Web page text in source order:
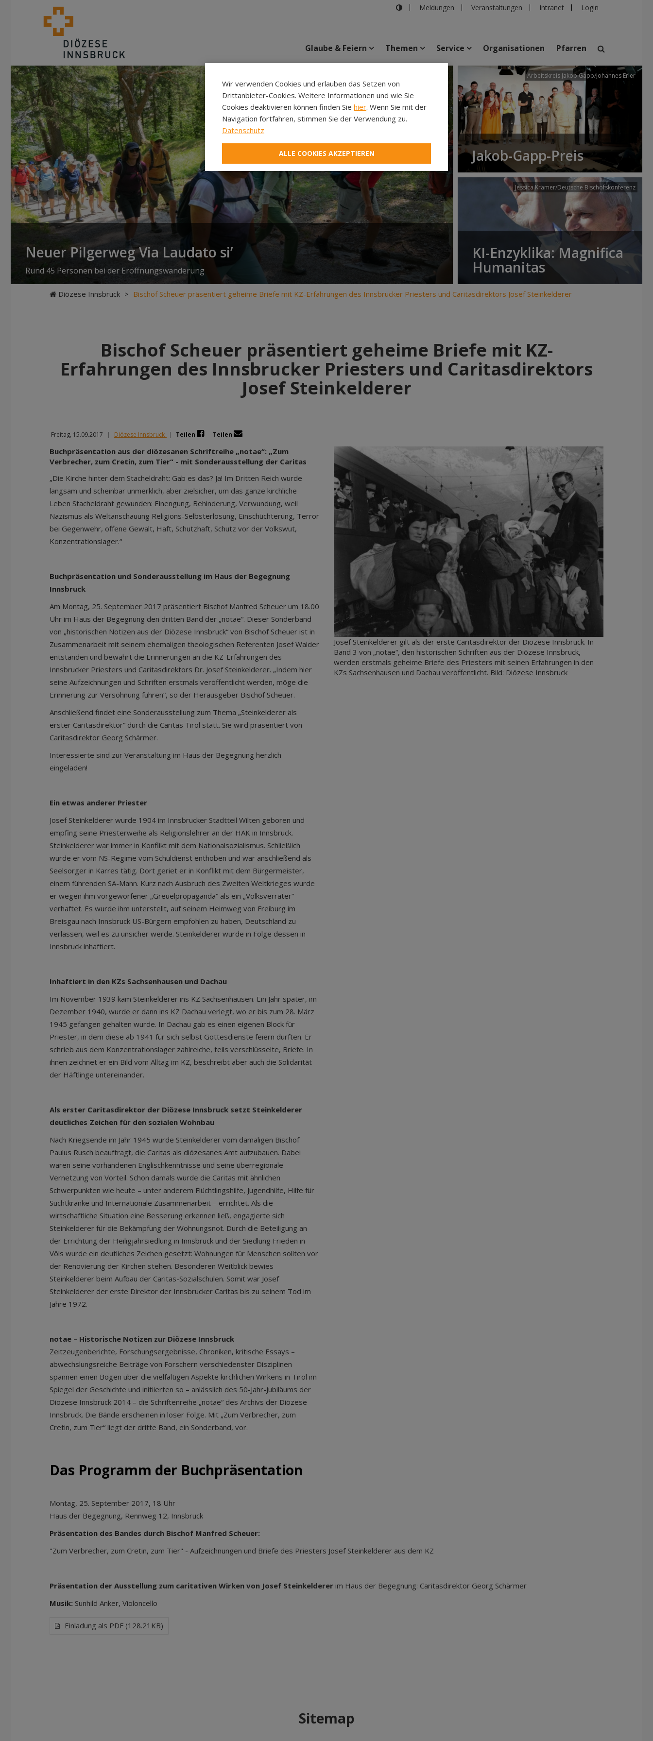
Meldungen Veranstaltungen Intranet Login
suchen
Veranstaltungen Personen Pfarren Einrichtungen
Glaube & Feiern Themen Service Organisationen Pfarren
Neuer Pilgerweg Via Laudato si’
Rund 45 Personen bei der Eröffnungswanderung
Arbeitskreis Jakob Gapp/Johannes Erler
Jakob-Gapp-Preis
Jessica Krämer/Deutsche Bischofskonferenz
KI-Enzyklika: Magnifica
Humanitas
Diözese Innsbruck > Bischof Scheuer präsentiert geheime Briefe mit KZ-Erfahrungen des Innsbrucker Priesters und Caritasdirektors Josef Steinkelderer
Bischof Scheuer präsentiert geheime Briefe mit KZ-
Erfahrungen des Innsbrucker Priesters und Caritasdirektors
Josef Steinkelderer
Freitag, 15.09.2017 | Diözese Innsbruck | Teilen Teilen
Buchpräsentation aus der diözesanen Schriftreihe „notae“: „Zum
Verbrecher, zum Cretin, zum Tier“ - mit Sonderausstellung der Caritas
„Die Kirche hinter dem Stacheldraht: Gab es das? Ja! Im Dritten Reich wurde
langsam und scheinbar unmerklich, aber zielsicher, um das ganze kirchliche
Leben Stacheldraht gewunden: Einengung, Behinderung, Verwundung, weil
Nazismus als Weltanschauung Religions-Selbsterlösung, Einschüchterung, Terror
bei Gegenwehr, offene Gewalt, Haft, Schutzhaft, Schutz vor der Volkswut,
Konzentrationslager.“
Buchpräsentation und Sonderausstellung im Haus der Begegnung
Innsbruck
Am Montag, 25. September 2017 präsentiert Bischof Manfred Scheuer um 18.00
Uhr im Haus der Begegnung den dritten Band der „notae“. Dieser Sonderband
von „historischen Notizen aus der Diözese Innsbruck“ von Bischof Scheuer ist in
Zusammenarbeit mit seinem ehemaligen theologischen Referenten Josef Walder
entstanden und bewahrt die Erinnerungen an die KZ-Erfahrungen des
Innsbrucker Priesters und Caritasdirektors Dr. Josef Steinkelderer. „Indem hier
seine Aufzeichnungen und Schriften erstmals veröffentlicht werden, möge die
Erinnerung zur Versöhnung führen“, so der Herausgeber Bischof Scheuer.
Anschließend findet eine Sonderausstellung zum Thema „Steinkelderer als
erster Caritasdirektor“ durch die Caritas Tirol statt. Sie wird präsentiert von
Caritasdirektor Georg Schärmer.
Interessierte sind zur Veranstaltung im Haus der Begegnung herzlich
eingeladen!
Ein etwas anderer Priester
Josef Steinkelderer wurde 1904 im Innsbrucker Stadtteil Wilten geboren und
empfing seine Priesterweihe als Religionslehrer an der HAK in Innsbruck.
Steinkelderer war immer in Konflikt mit dem Nationalsozialismus. Schließlich
wurde er vom NS-Regime vom Schuldienst enthoben und war anschließend als
Seelsorger in Karres tätig. Dort geriet er in Konflikt mit dem Bürgermeister,
einem führenden SA-Mann. Kurz nach Ausbruch des Zweiten Weltkrieges wurde
er wegen ihm vorgeworfener „Greuelpropaganda“ als ein „Volksverräter“
verhaftet. Es wurde ihm unterstellt, auf seinem Heimweg von Freiburg im
Breisgau nach Innsbruck US-Bürgern empfohlen zu haben, Deutschland zu
verlassen, weil es zu unsicher werde. Steinkelderer wurde in Folge dessen in
Innsbruck inhaftiert.
Inhaftiert in den KZs Sachsenhausen und Dachau
Im November 1939 kam Steinkelderer ins KZ Sachsenhausen. Ein Jahr später, im
Dezember 1940, wurde er dann ins KZ Dachau verlegt, wo er bis zum 28. März
1945 gefangen gehalten wurde. In Dachau gab es einen eigenen Block für
Priester, in dem diese ab 1941 für sich selbst Gottesdienste feiern durften. Er
schrieb aus dem Konzentrationslager zahlreiche, teils verschlüsselte, Briefe. In
ihnen zeichnet er ein Bild vom Alltag im KZ, beschreibt aber auch die Solidarität
der Häftlinge untereinander.
Als erster Caritasdirektor der Diözese Innsbruck setzt Steinkelderer
deutliches Zeichen für den sozialen Wohnbau
Nach Kriegsende im Jahr 1945 wurde Steinkelderer vom damaligen Bischof
Paulus Rusch beauftragt, die Caritas als diözesanes Amt aufzubauen. Dabei
waren seine vorhandenen Englischkenntnisse und seine überregionale
Vernetzung von Vorteil. Schon damals wurde die Caritas mit ähnlichen
Schwerpunkten wie heute – unter anderem Flüchtlingshilfe, Jugendhilfe, Hilfe für
Suchtkranke und Internationale Zusammenarbeit – errichtet. Als die
wirtschaftliche Situation eine Besserung erkennen ließ, engagierte sich
Steinkelderer für die Bekämpfung der Wohnungsnot. Durch die Beteiligung an
der Errichtung der Heiligjahrsiedlung in Innsbruck und der Siedlung Frieden in
Völs wurde ein deutliches Zeichen gesetzt: Wohnungen für Menschen sollten vor
der Renovierung der Kirchen stehen. Besonderen Weitblick bewies
Steinkelderer beim Aufbau der Caritas-Sozialschulen. Somit war Josef
Steinkelderer der erste Direktor der Innsbrucker Caritas bis zu seinem Tod im
Jahre 1972.
notae – Historische Notizen zur Diözese Innsbruck
Zeitzeugenberichte, Forschungsergebnisse, Chroniken, kritische Essays –
abwechslungsreiche Beiträge von Forschern verschiedenster Disziplinen
spannen einen Bogen über die vielfältigen Aspekte kirchlichen Wirkens in Tirol im
Spiegel der Geschichte und initiierten so – anlässlich des 50-Jahr-Jubiläums der
Diözese Innsbruck 2014 – die Schriftenreihe „notae“ des Archivs der Diözese
Innsbruck. Die Bände erscheinen in loser Folge. Mit „Zum Verbrecher, zum
Cretin, zum Tier“ liegt der dritte Band, ein Sonderband, vor.
Josef Steinkelderer gilt als der erste Caritasdirektor der Diözese Innsbruck. In
Band 3 von „notae“, den historischen Schriften aus der Diözese Innsbruck,
werden erstmals geheime Briefe des Priesters mit seinen Erfahrungen in den
KZs Sachsenhausen und Dachau veröffentlicht. Bild: Diözese Innsbruck
Das Programm der Buchpräsentation
Montag, 25. September 2017, 18 Uhr
Haus der Begegnung, Rennweg 12, Innsbruck
Präsentation des Bandes durch Bischof Manfred Scheuer:
"Zum Verbrecher, zum Cretin, zum Tier" - Aufzeichnungen und Briefe des Priesters Josef Steinkelderer aus dem KZ
Präsentation der Ausstellung zum caritativen Wirken von Josef Steinkelderer im Haus der Begegnung: Caritasdirektor Georg Schärmer
Musik: Sunhild Anker, Violoncello
Einladung als PDF (128.21KB)
Sitemap
Wir verwenden Cookies und erlauben das Setzen von
Drittanbieter-Cookies. Weitere Informationen und wie Sie
Cookies deaktivieren können finden Sie hier. Wenn Sie mit der
Navigation fortfahren, stimmen Sie der Verwendung zu.
Datenschutz
ALLE COOKIES AKZEPTIEREN